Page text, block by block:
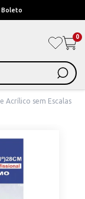
Boleto
0
Acrílico sem Escalas